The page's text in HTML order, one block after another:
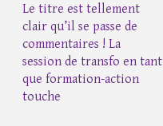
Le titre est tellement
clair qu’il se passe de
commentaires ! La
session de transfo en tant
que formation-action
touche